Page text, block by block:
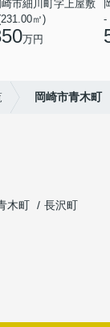
崎市細川町字上屋敷
㎡)
万円
-
岡崎市青木町
木町
長沢町